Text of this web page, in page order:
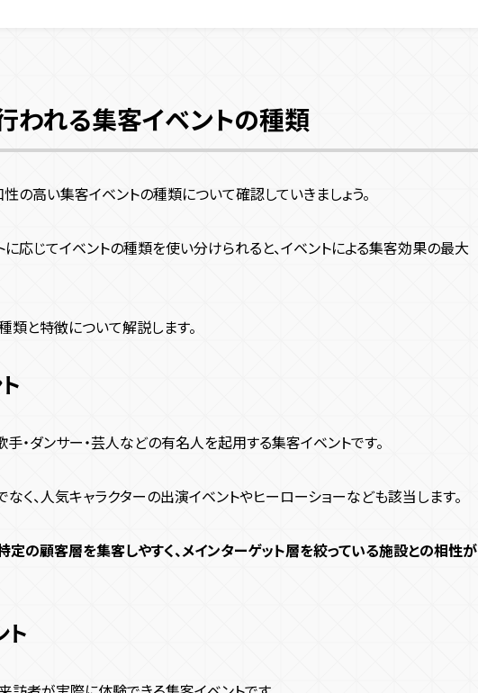
活用する
に力を入れる
われる集客イベントの種類
の高い集客イベントの種類について確認していきましょう。
応じてイベントの種類を使い分けられると、イベントによる集客効果の最大
類と特徴について解説します。
手・ダンサー・芸人などの有名人を起用する集客イベントです。
く、人気キャラクターの出演イベントやヒーローショーなども該当します。
定の顧客層を集客しやすく、メインターゲット層を絞っている施設との相性が